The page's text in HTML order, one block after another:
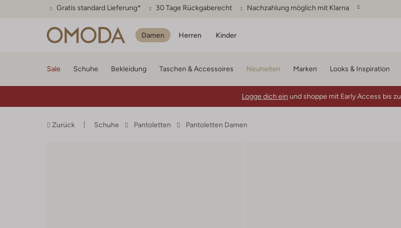
Gratis standard Lieferung* 30 Tage Rückgaberecht Nachzahlung möglich mit Klarna
Damen Herren Kinder
Sale Schuhe Bekleidung Taschen & Accessoires Neuheiten Marken Looks & Inspiration
Logge dich ein und shoppe mit Early Access bis zu
Zurück Schuhe Pantoletten Pantoletten Damen